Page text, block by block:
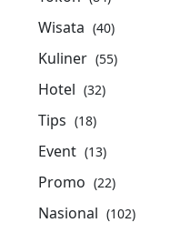
Wisata (40)
Kuliner (55)
Hotel (32)
Tips (18)
Event (13)
Promo (22)
Nasional (102)